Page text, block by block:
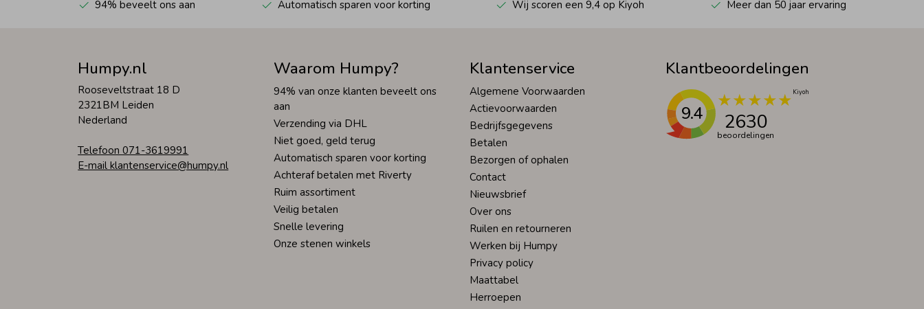
94% beveelt ons aan Automatisch sparen voor korting Wij scoren een 9,4 op Kiyoh Meer dan 50 jaar ervaring
Humpy.nl
Rooseveltstraat 18 D
2321BM Leiden
Nederland
Telefoon 071-3619991
E-mail klantenservice@humpy.nl
Waarom Humpy?
94% van onze klanten beveelt ons
aan
Verzending via DHL
Niet goed, geld terug
Automatisch sparen voor korting
Achteraf betalen met Riverty
Ruim assortiment
Veilig betalen
Snelle levering
Onze stenen winkels
Klantenservice
Algemene Voorwaarden
Actievoorwaarden
Bedrijfsgegevens
Betalen
Bezorgen of ophalen
Contact
Nieuwsbrief
Over ons
Ruilen en retourneren
Werken bij Humpy
Privacy policy
Maattabel
Herroepen
Klantbeoordelingen
9.4 2630
beoordelingen